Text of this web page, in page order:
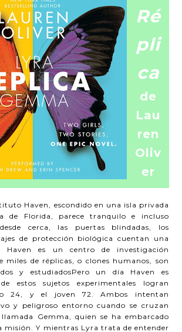
Ré
pli
ca
de
Lau
ren
Oliv
er
Haven, escondido en una isla privada
de Florida, parece tranquilo e incluso
cerca, las puertas blindadas, los
de protección biológica cuentan una
Haven es un centro de investigación
miles de réplicas, o clones humanos, son
y estudiadosPero un día Haven es
estos sujetos experimentales logran
24, y el joven 72. Ambos intentan
y peligroso entorno cuando se cruzan
Gemma, quien se ha embarcado
misión. Y mientras Lyra trata de entender